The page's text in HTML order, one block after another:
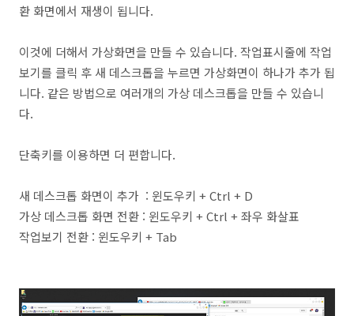
환 화면에서 재생이 됩니다.
이것에 더해서 가상화면을 만들 수 있습니다. 작업표시줄에 작업
보기를 클릭 후 새 데스크톱을 누르면 가상화면이 하나가 추가 됩
니다. 같은 방법으로 여러개의 가상 데스크톱을 만들 수 있습니
다.
단축키를 이용하면 더 편합니다.
새 데스크톱 화면이 추가 : 윈도우키 + Ctrl + D
가상 데스크톱 화면 전환 : 윈도우키 + Ctrl + 좌우 화살표
작업보기 전환 : 윈도우키 + Tab